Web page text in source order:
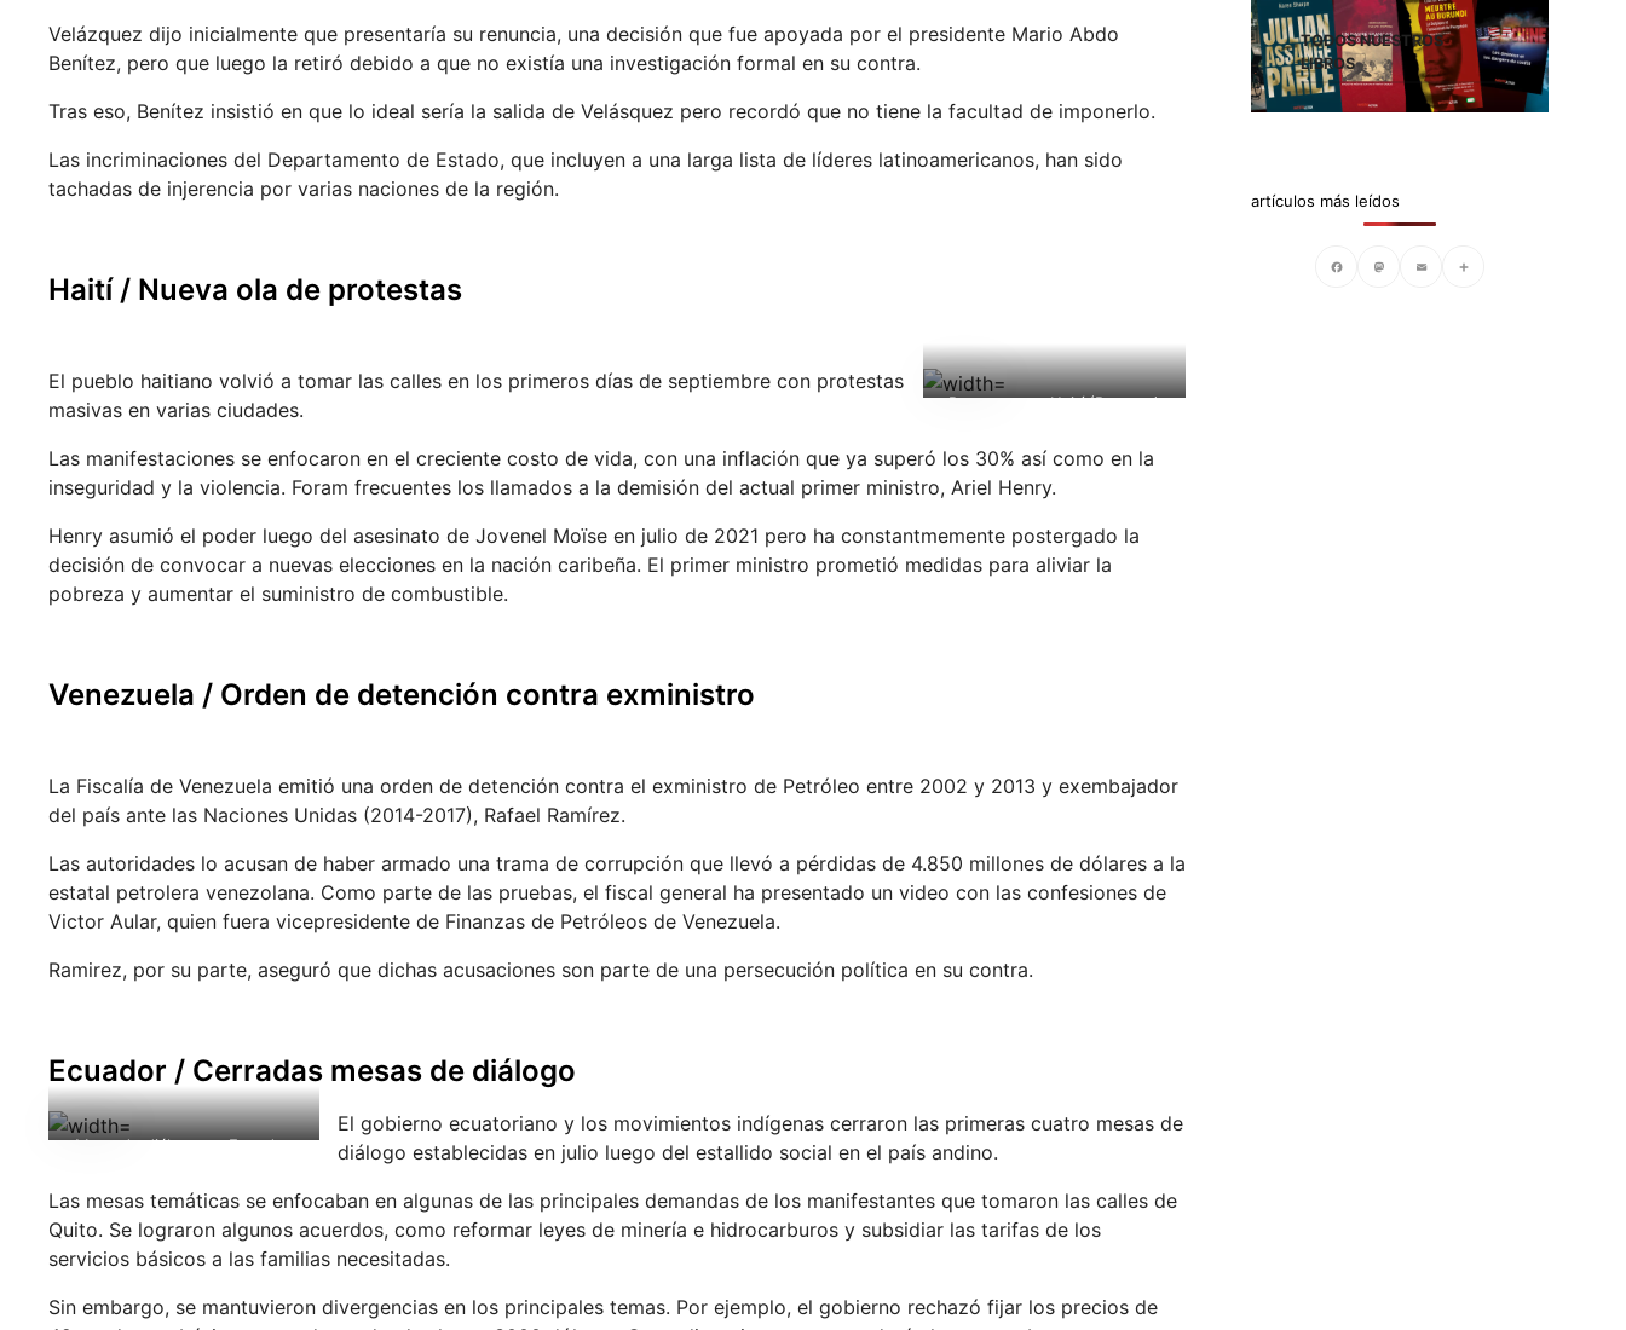
Velázquez dijo inicialmente que presentaría su renuncia, una decisión que fue apoyada por el presidente Mario Abdo
Benítez, pero que luego la retiró debido a que no existía una investigación formal en su contra.
Tras eso, Benítez insistió en que lo ideal sería la salida de Velásquez pero recordó que no tiene la facultad de imponerlo.
Las incriminaciones del Departamento de Estado, que incluyen a una larga lista de líderes latinoamericanos, han sido
tachadas de injerencia por varias naciones de la región.
Haití / Nueva ola de protestas
Protestas en Haití (Reuters)
El pueblo haitiano volvió a tomar las calles en los primeros días de septiembre con protestas
masivas en varias ciudades.
Las manifestaciones se enfocaron en el creciente costo de vida, con una inflación que ya superó los 30% así como en la
inseguridad y la violencia. Foram frecuentes los llamados a la demisión del actual primer ministro, Ariel Henry.
Henry asumió el poder luego del asesinato de Jovenel Moïse en julio de 2021 pero ha constantmemente postergado la
decisión de convocar a nuevas elecciones en la nación caribeña. El primer ministro prometió medidas para aliviar la
pobreza y aumentar el suministro de combustible.
Venezuela / Orden de detención contra exministro
La Fiscalía de Venezuela emitió una orden de detención contra el exministro de Petróleo entre 2002 y 2013 y exembajador
del país ante las Naciones Unidas (2014-2017), Rafael Ramírez.
Las autoridades lo acusan de haber armado una trama de corrupción que llevó a pérdidas de 4.850 millones de dólares a la
estatal petrolera venezolana. Como parte de las pruebas, el fiscal general ha presentado un video con las confesiones de
Victor Aular, quien fuera vicepresidente de Finanzas de Petróleos de Venezuela.
Ramirez, por su parte, aseguró que dichas acusaciones son parte de una persecución política en su contra.
Ecuador / Cerradas mesas de diálogo
Mesa de diálogo en Ecuador.
El gobierno ecuatoriano y los movimientos indígenas cerraron las primeras cuatro mesas de
diálogo establecidas en julio luego del estallido social en el país andino.
Las mesas temáticas se enfocaban en algunas de las principales demandas de los manifestantes que tomaron las calles de
Quito. Se lograron algunos acuerdos, como reformar leyes de minería e hidrocarburos y subsidiar las tarifas de los
servicios básicos a las familias necesitadas.
Sin embargo, se mantuvieron divergencias en los principales temas. Por ejemplo, el gobierno rechazó fijar los precios de
TODOS NUESTROS
LIBROS
artículos más leídos